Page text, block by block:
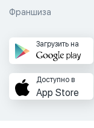
Франшиза
Загрузить на
Доступно в
App Store